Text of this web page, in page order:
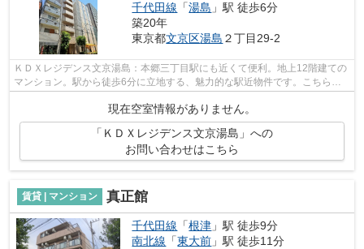
千代田線 「湯島 」駅 徒歩6分
築20年
東京都文京区湯島 ２丁目29-2
ＫＤＸレジデンス文京湯島：本郷三丁目駅にも近くて便利。地上12階建ての
マンション。駅から徒歩6分に立地する、魅力的な駅近物件です。こちらの
現在空室情報がありません。
「ＫＤＸレジデンス文京湯島」への
お問い合わせはこちら
賃貸 | マンション 真正館
千代田線 「根津 」駅 徒歩9分
南北線 「東大前 」駅 徒歩11分